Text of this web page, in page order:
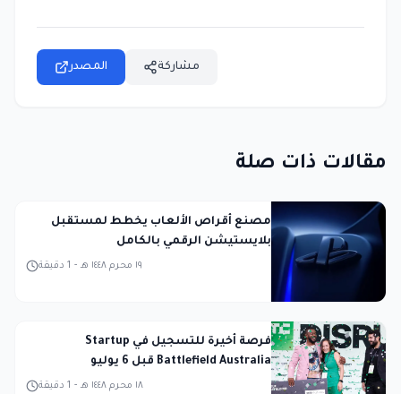
المصدر مشاركة
مقالات ذات صلة
مصنع أقراص الألعاب يخطط لمستقبل
بلايستيشن الرقمي بالكامل
1 دقيقة - ١٩ محرم ١٤٤٨ هـ
فرصة أخيرة للتسجيل في Startup
Battlefield Australia قبل 6 يوليو
1 دقيقة - ١٨ محرم ١٤٤٨ هـ